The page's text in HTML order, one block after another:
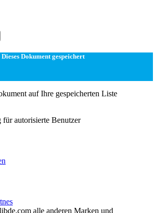
Dieses Dokument gespeichert
auf Ihre gespeicherten Liste
autorisierte Benutzer
alle anderen Marken und